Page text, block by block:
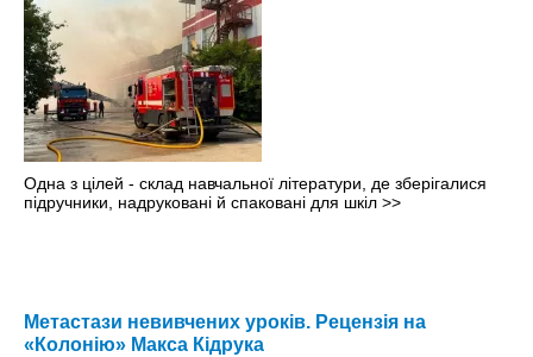
Одна з цілей - склад навчальної літератури, де зберігалися
підручники, надруковані й спаковані для шкіл >>
Метастази невивчених уроків. Рецензія на
«Колонію» Макса Кідрука